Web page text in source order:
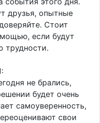
друзья, опытные
Стоит
если будут
трудности.
не брались,
будет очень
самоуверенность,
свои